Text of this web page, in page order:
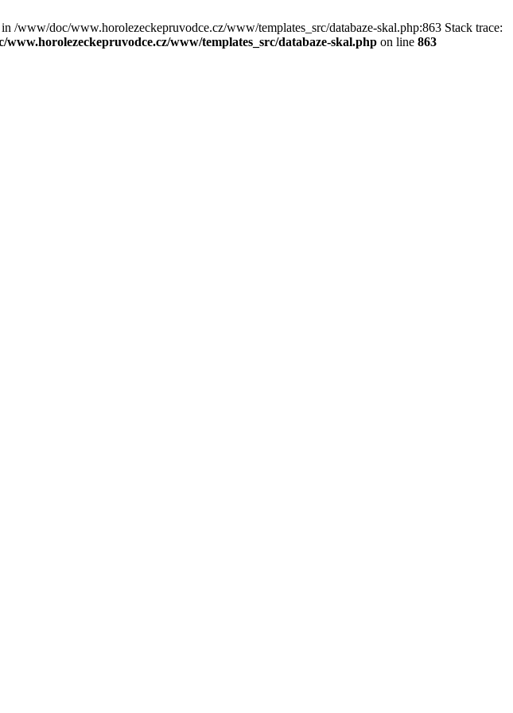
www/doc/www.horolezeckepruvodce.cz/www/templates_src/databaze-skal.php:863 Stack trace:
www.horolezeckepruvodce.cz/www/templates_src/databaze-skal.php on line 863